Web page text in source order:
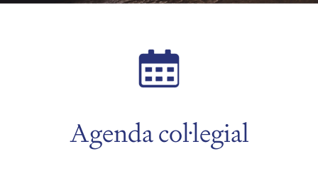
Agenda col·legial